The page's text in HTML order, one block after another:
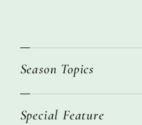
Season Topics
真夏のひんやりグッズ 2026
Special Feature